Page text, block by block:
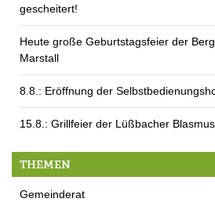
gescheitert!
Heute große Geburtstagsfeier der
Marstall
8.8.: Eröffnung der
15.8.: Grillfeier der Lüßbacher
THEMEN
Gemeinderat